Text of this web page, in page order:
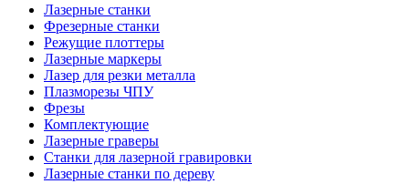
Лазерные станки
Фрезерные станки
Режущие плоттеры
Лазерные маркеры
Лазер для резки металла
Плазморезы ЧПУ
Фрезы
Комплектующие
Лазерные граверы
Станки для лазерной гравировки
Лазерные станки по дереву